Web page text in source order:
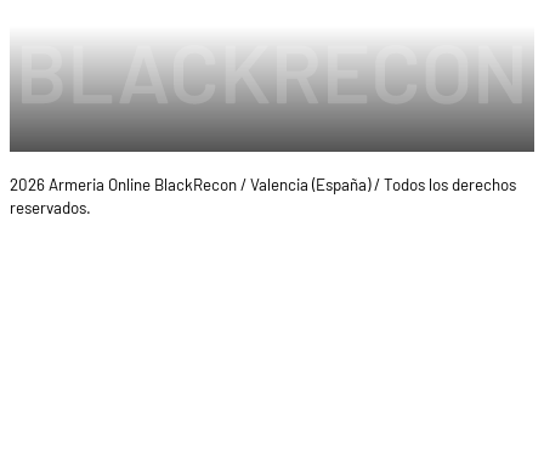
2026 Armeria Online BlackRecon / Valencia (España) / Todos los derechos
reservados.